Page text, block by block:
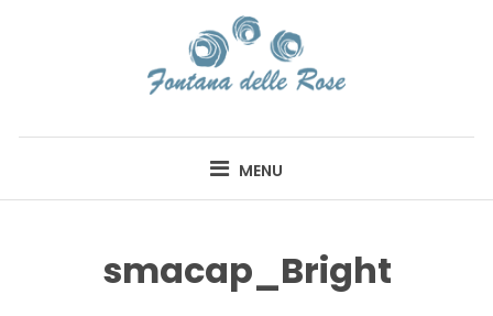
FONTANA DELLE
MENU
smacap_Bright